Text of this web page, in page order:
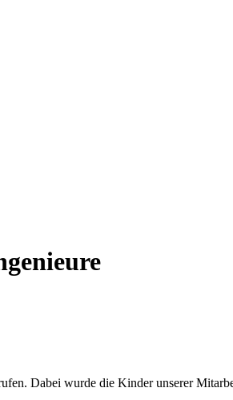
Dabei wurde die Kinder unserer